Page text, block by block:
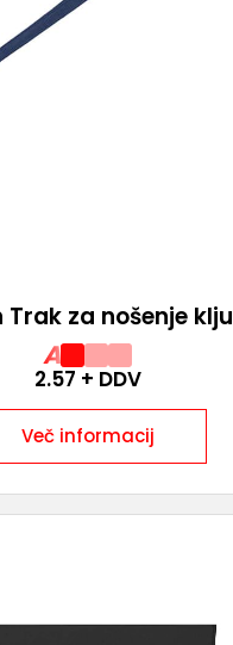
Trak za nošenje
A
2.57 + DDV
Več informacij